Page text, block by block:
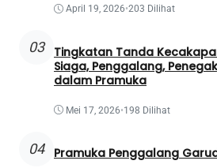
April 19, 2026•203 Dilihat
03
Tingkatan Tanda
Siaga, Penggalang,
dalam Pramuka
Mei 17, 2026•198 Dilihat
04 Pramuka Penggalang